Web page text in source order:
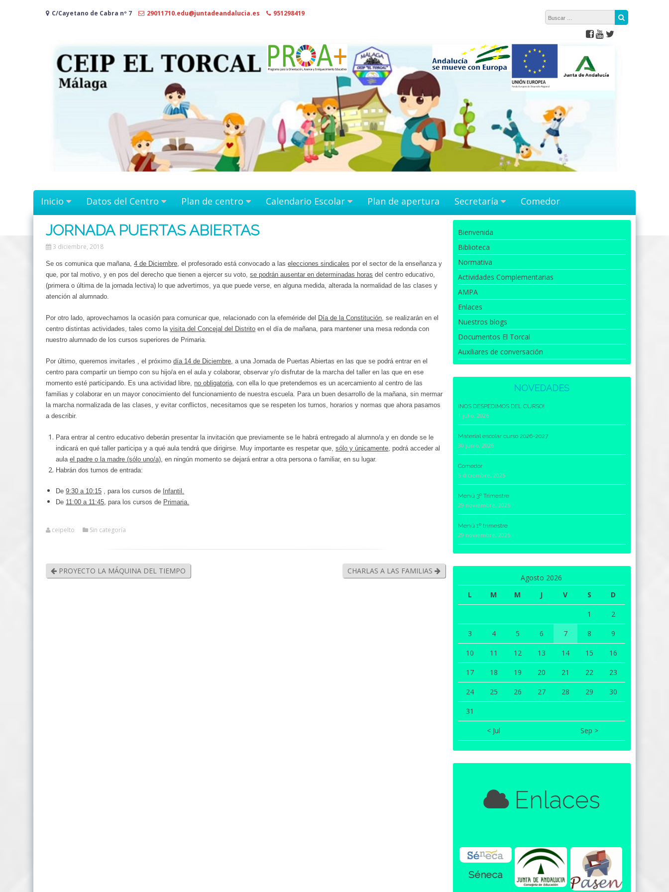
C/Cayetano de Cabra nº 7 29011710.edu@juntadeandalucia.es 951298419
Inicio Datos del Centro Plan de centro Calendario Escolar Plan de apertura Secretaría Comedor
JORNADA PUERTAS ABIERTAS
3 diciembre, 2018
Se os comunica que mañana,4 de Diciembre , el profesorado está convocado a laselecciones sindicales por el sector de la enseñanza y
que, por tal motivo, y en pos del derecho que tienen a ejercer su voto,se podrán ausentar en determinadas horas del centro educativo,
(primera o última de la jornada lectiva) lo que advertimos, ya que puede verse, en alguna medida, alterada la normalidad de las clases y
atención al alumnado.
Por otro lado, aprovechamos la ocasión para comunicar que, relacionado con la efeméride del Día de la Constitución , se realizarán en el
centro distintas actividades, tales como lavisita del Concejal del Distrito en el día de mañana, para mantener una mesa redonda con
nuestro alumnado de los cursos superiores de Primaria.
Por último, queremos invitarles , el próximodía 14 de Diciembre , a una Jornada de Puertas Abiertas en las que se podrá entrar en el
centro para compartir un tiempo con su hijo/a en el aula y colaborar, observar y/o disfrutar de la marcha del taller en las que en ese
momento esté participando. Es una actividad libre, no obligatoria , con ella lo que pretendemos es un acercamiento al centro de las
familias y colaborar en un mayor conocimiento del funcionamiento de nuestra escuela. Para un buen desarrollo de la mañana, sin mermar
la marcha normalizada de las clases, y evitar conflictos, necesitamos que se respeten los turnos, horarios y normas que ahora pasamos
a describir.
Para entrar al centro educativo deberán presentar la invitación que previamente se le habrá entregado al alumno/a y en donde se le
indicará en qué taller participa y a qué aula tendrá que dirigirse. Muy importante es respetar que,sólo y únicamente , podrá acceder al
aulael padre o la madre (sólo uno/a) , en ningún momento se dejará entrar a otra persona o familiar, en su lugar.
Habrán dos turnos de entrada:
De9:30 a 10:15 , para los cursos de Infantil.
De 11:00 a 11:45 , para los cursos de Primaria.
ceipelto Sin categoría
PROYECTO LA MÁQUINA DEL TIEMPO CHARLAS A LAS FAMILIAS
Bienvenida
Biblioteca
Normativa
Actividades Complementarias
AMPA
Enlaces
Nuestros blogs
Documentos El Torcal
Auxiliares de conversación
NOVEDADES
¡NOS DESPEDIMOS DEL CURSO!
1 julio, 2026
Material escolar curso 2026-2027
30 junio, 2026
Comedor
5 diciembre, 2025
Menú 3º Trimestre
29 noviembre, 2025
Menú 1º trimestre
29 noviembre, 2025
Agosto 2026
L
M M J V S D
1 2
3 4 5 6 7 8 9
10 11 12 13 14 15 16
17 18 19 20 21 22 23
24 25 26 27 28 29 30
31
< Jul Sep >
Enlaces
Séneca